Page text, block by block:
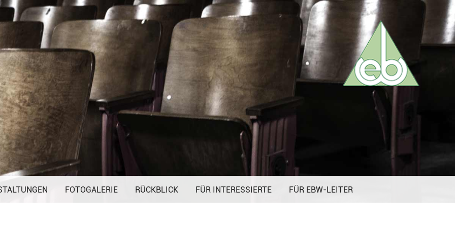
überspringen
FOTOGALERIE RÜCKBLICK FÜR INTERESSIERTE FÜR EBW-LEITER